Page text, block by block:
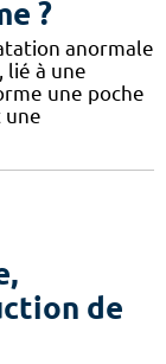
?
anormale
lié à une
une poche
une
de